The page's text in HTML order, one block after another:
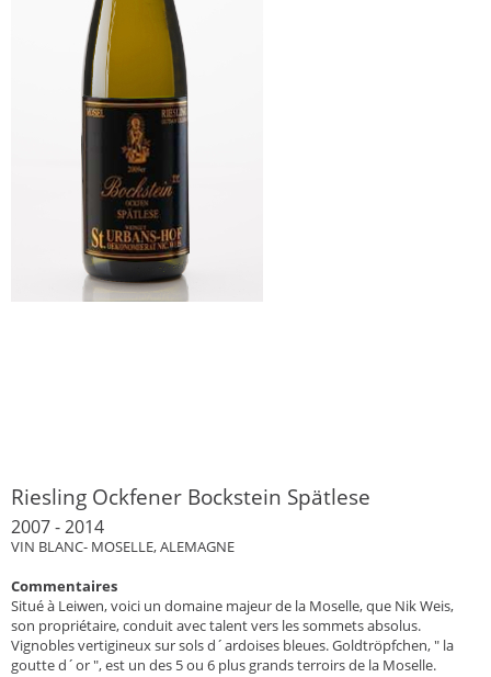
Riesling Ockfener Bockstein Spätlese
2007 - 2014
VIN BLANC- MOSELLE, ALEMAGNE
Commentaires
Situé à Leiwen, voici un domaine majeur de la Moselle, que Nik Weis,
son propriétaire, conduit avec talent vers les sommets absolus.
Vignobles vertigineux sur sols d´ardoises bleues. Goldtröpfchen, " la
goutte d´or ", est un des 5 ou 6 plus grands terroirs de la Moselle.